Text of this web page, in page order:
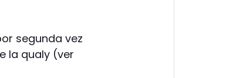
segunda vez
la qualy (ver